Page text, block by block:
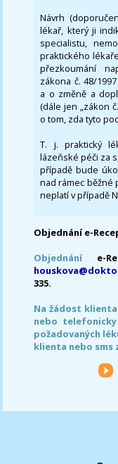
Návrh
lékař, který ji
specialistu,
praktického
přezkoumání
zákona č. 48/
a o změně a
(dále jen „zákon
o tom, zda tyto
T. j. praktický
lázeňské péči za
případě bude
nad rámec běžné
neplatí v případě
Objednání e-
Objednání e-
335.
Na žádost
nebo
požadovaných
klienta nebo sms